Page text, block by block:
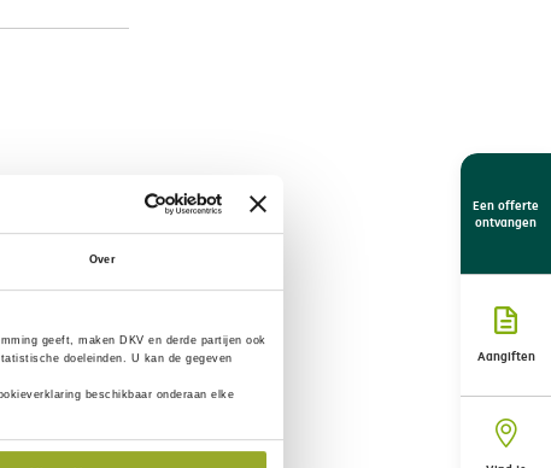
Over
geeft, maken DKV en derde partijen ook
doeleinden. U kan de gegeven
beschikbaar onderaan elke
Een offerte
ontvangen
Aangiften